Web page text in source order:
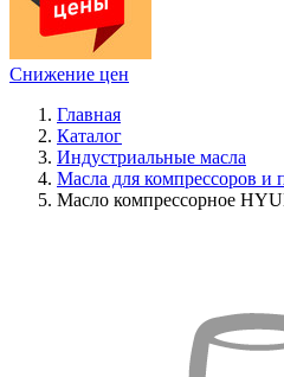
Снижение цен
Главная
Каталог
Индустриальные масла
Масла для компрессоров и
Масло компрессорное